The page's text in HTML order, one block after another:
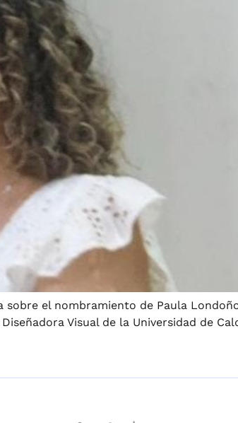
el nombramiento de Paula
Visual de la Universidad de